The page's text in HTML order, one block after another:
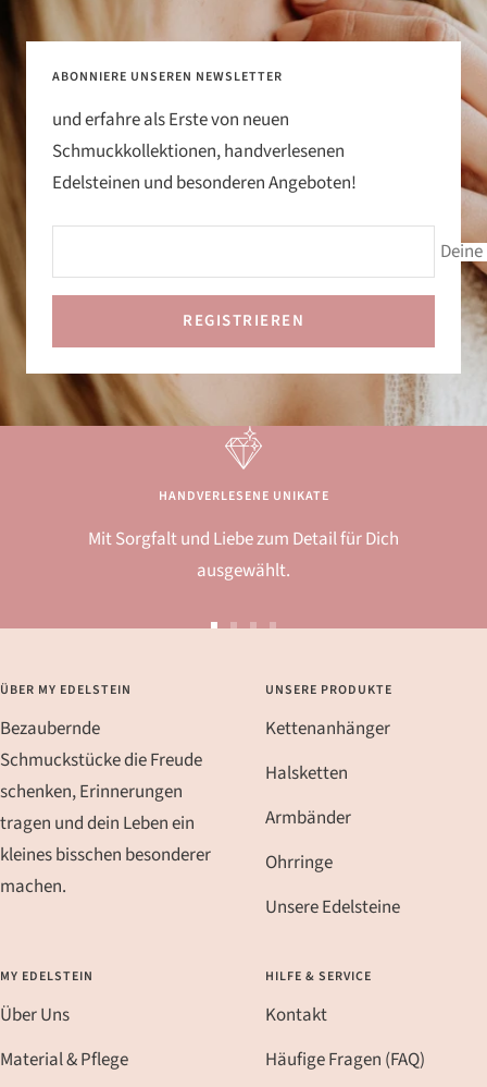
ABONNIERE UNSEREN NEWSLETTER
und erfahre als Erste von neuen
Schmuckkollektionen, handverlesenen
Edelsteinen und besonderen Angeboten!
REGISTRIEREN
HANDVERLESENE UNIKATE
Mit Sorgfalt und Liebe zum Detail für Dich
ausgewählt.
gehengehen
4
gehen
ÜBER MY EDELSTEIN
Bezaubernde
Schmuckstücke die Freude
schenken, Erinnerungen
tragen und dein Leben ein
kleines bisschen besonderer
machen.
UNSERE PRODUKTE
Kettenanhänger
Halsketten
Armbänder
Ohrringe
Unsere Edelsteine
MY EDELSTEIN
Über Uns
Material & Pflege
HILFE & SERVICE
Kontakt
Häufige Fragen (FAQ)